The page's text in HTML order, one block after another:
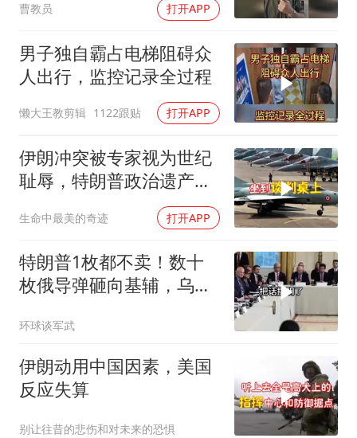
曹教员 打开APP
男子独自霸占电梯阻碍众
人出行，监控记录全过程
懒大王教剪辑 1122跟贴 打开APP
伊朗冲突被专家视为世纪
耻辱，特朗普政治遗产遭
生命中最美的奇迹 打开APP
特朗普1枚都不卖！数十
枚俄导弹砸向基辅，乌军
话挑明了
环球谈军武
伊朗动用中国因素，美国
反应失算
别让往昔的悲伤和对未来的恐惧